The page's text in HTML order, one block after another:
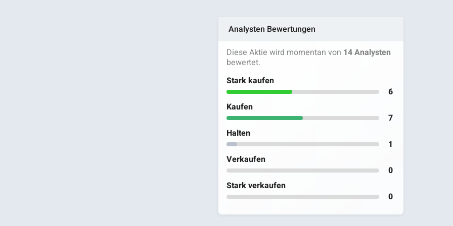
Analysten Bewertungen
Diese Aktie wird momentan von 14 Analysten
bewertet.
Stark kaufen
6
Kaufen
7
Halten
1
Verkaufen
0
Stark verkaufen
0